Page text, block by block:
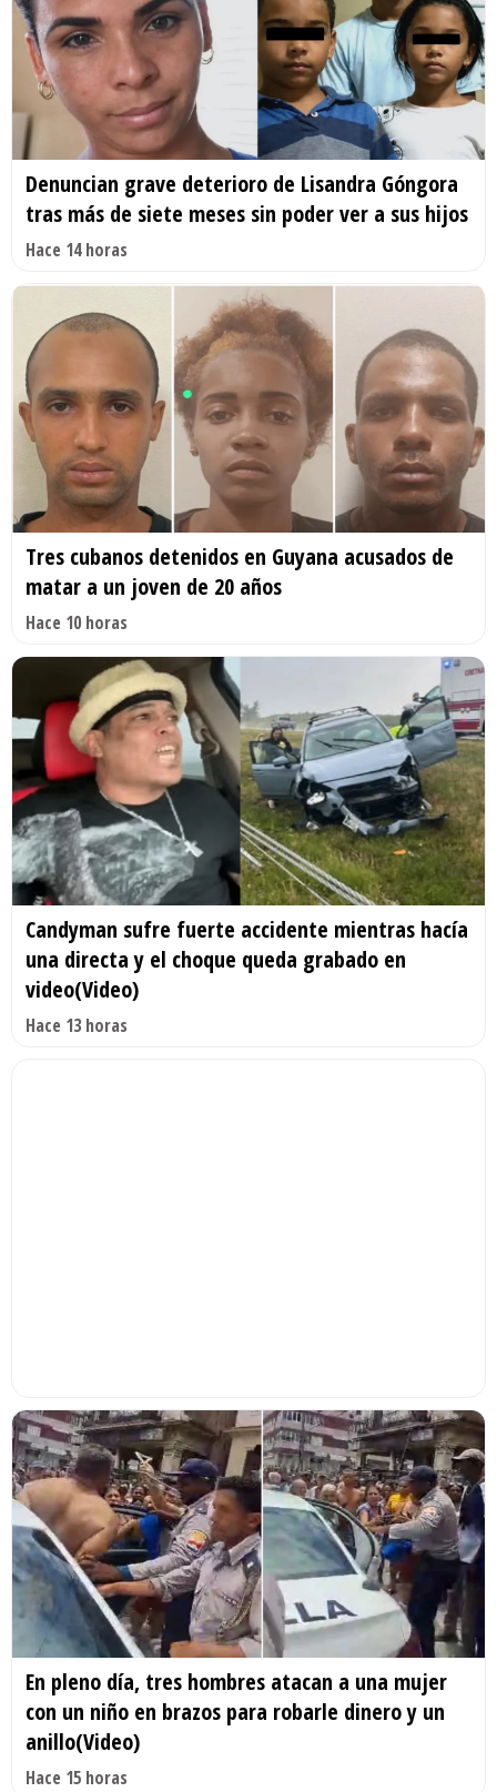
Denuncian grave deterioro de Lisandra Góngora
tras más de siete meses sin poder ver a sus hijos
Hace 14 horas
Tres cubanos detenidos en Guyana acusados de
matar a un joven de 20 años
Hace 10 horas
Candyman sufre fuerte accidente mientras hacía
una directa y el choque queda grabado en
video(Video)
Hace 13 horas
En pleno día, tres hombres atacan a una mujer
con un niño en brazos para robarle dinero y un
anillo(Video)
Hace 15 horas